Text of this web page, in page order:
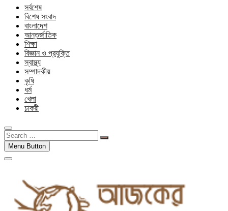
সর্বশেষ
বিশেষ সংবাদ
বাংলাদেশ
আন্তর্জাতিক
শিক্ষা
বিজ্ঞান ও প্রযুক্তি
স্বাস্থ্য
সম্পাদকীয়
কৃষি
ধর্ম
খেলা
চাকরী
Search
…Menu Button